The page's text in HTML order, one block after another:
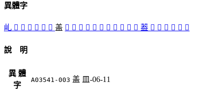
異體字
乢 󵆊 󵆃 𤇁 𤇙 󵆆 󵆁 盖 󵆎 󵆅 󵆇 󵆀 󵆄 󵆏 󵆂 󵆋 󵆌 󵅼 󵅽 葢 󵆉 󵅻 󵅾 󵅿 󵆍 󵆈
說 明
異 體
字
A03541-003 盖 皿-06-11